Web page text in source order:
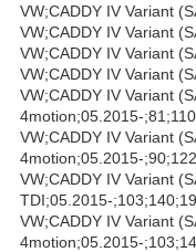
VW;CADDY IV Variant
VW;CADDY IV Variant
VW;CADDY IV Variant
VW;CADDY IV Variant
VW;CADDY IV Variant
4motion;05.2015-
VW;CADDY IV Variant
4motion;05.2015-
VW;CADDY IV Variant
TDI;05.2015-
VW;CADDY IV Variant
4motion;05.2015-